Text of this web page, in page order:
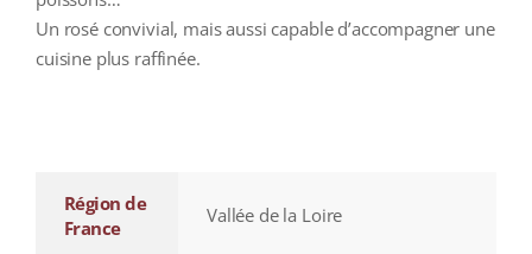
Un rosé convivial, mais aussi capable d’accompagner une
cuisine plus raffinée.
Région de
France
Vallée de la Loire